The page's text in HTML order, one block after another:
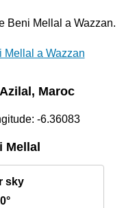
Beni Mellal a Wazzan.
Mellal a Wazzan
Maroc
-6.36083
Mellal
sky